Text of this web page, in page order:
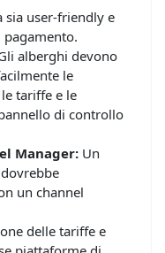
sia user-friendly e
alberghi devono
le
tariffe e le
di controllo
Manager: Un
un channel
delle tariffe e